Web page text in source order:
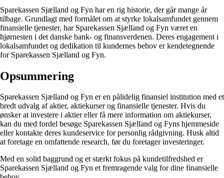
Sparekassen Sjælland og Fyn har en rig historie, der går mange år
tilbage. Grundlagt med formålet om at styrke lokalsamfundet gennem
finansielle tjenester, har Sparekassen Sjælland og Fyn været en
hjørnesten i det danske bank- og finansverdenen. Deres engagement i
lokalsamfundet og dedikation til kundernes behov er kendetegnende
for Sparekassen Sjælland og Fyn.
Opsummering
Sparekassen Sjælland og Fyn er en pålidelig finansiel institution med et
bredt udvalg af aktier, aktiekurser og finansielle tjenester. Hvis du
ønsker at investere i aktier eller få mere information om aktiekurser,
kan du med fordel besøge Sparekassen Sjælland og Fyns hjemmeside
eller kontakte deres kundeservice for personlig rådgivning. Husk altid
at foretage en omfattende research, før du foretager investeringer.
Med en solid baggrund og et stærkt fokus på kundetilfredshed er
Sparekassen Sjælland og Fyn et fremragende valg for dine finansielle